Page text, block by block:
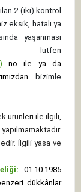
2 (iki) kontrol
eksik, hatalı ya
yaşanması
lütfen
no ile ya da
bizimle
ürünleri ile ilgili,
İlgili yasa ve
01.10.1985
dükkânlar